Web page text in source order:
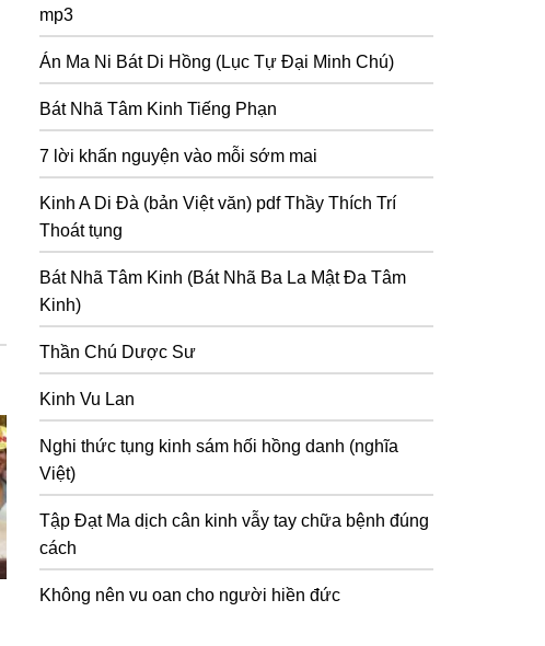
mp3
Án Ma Ni Bát Di Hồng (Lục Tự Đại Minh Chú)
Bát Nhã Tâm Kinh Tiếng Phạn
7 lời khấn nguyện vào mỗi sớm mai
Kinh A Di Đà (bản Việt văn) pdf Thầy Thích Trí
Thoát tụng
Bát Nhã Tâm Kinh (Bát Nhã Ba La Mật Đa Tâm
Kinh)
Thần Chú Dược Sư
Kinh Vu Lan
Nghi thức tụng kinh sám hối hồng danh (nghĩa
Việt)
Tập Đạt Ma dịch cân kinh vẫy tay chữa bệnh đúng
cách
Không nên vu oan cho người hiền đức